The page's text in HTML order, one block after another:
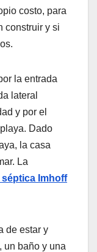
costo, para
construir y si
la entrada
lateral
y por el
Dado
la casa
La
Imhoff
de estar y
un baño y una